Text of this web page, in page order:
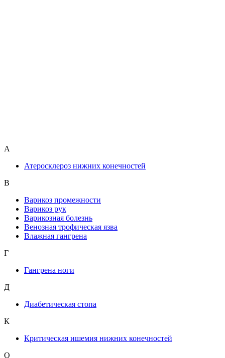
А
Атеросклероз нижних конечностей
В
Варикоз промежности
Варикоз рук
Варикозная болезнь
Венозная трофическая язва
Влажная гангрена
Г
Гангрена ноги
Д
Диабетическая стопа
К
Критическая ишемия нижних конечностей
О